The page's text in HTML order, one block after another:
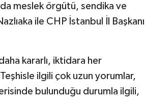
meslek örgütü, sendika ve
ile CHP İstanbul İl Başkanı
kararlı, iktidara her
ilgili çok uzun yorumlar,
bulunduğu durumla ilgili,